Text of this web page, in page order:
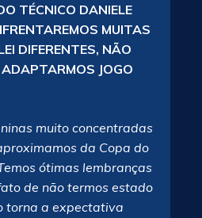
TÉCNICO DANIELE
MUITAS
DIFERENTES, NÃO
JOGO
muito concentradas
da Copa do
ótimas lembranças
de não termos estado
torna a expectativa